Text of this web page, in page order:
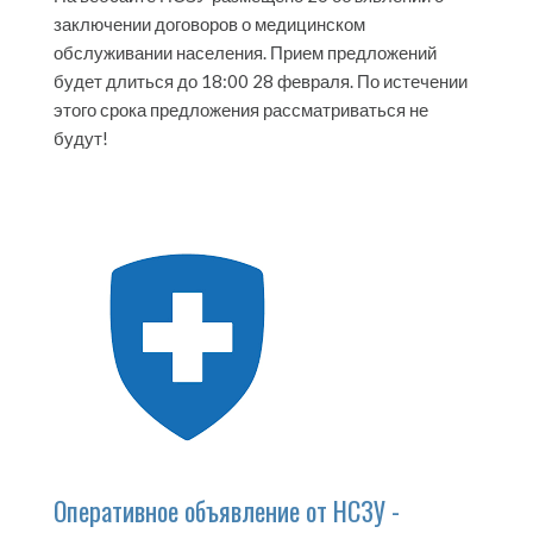
заключении договоров о медицинском
обслуживании населения. Прием предложений
будет длиться до 18:00 28 февраля. По истечении
этого срока предложения рассматриваться не
будут!
Оперативное объявление от НСЗУ -